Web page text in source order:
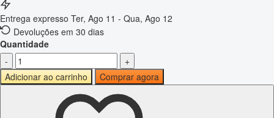
Entrega expresso Ter, Ago 11 - Qua, Ago 12
Devoluções em 30 dias
Quantidade
-
+
Adicionar ao carrinho
Comprar agora